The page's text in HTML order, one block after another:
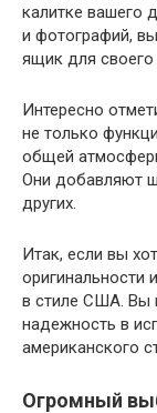
калитке вашего
и фотографий,
ящик для
Интересно
не только
общей
Они добавляют
других.
Итак, если вы
оригинальности
в стиле США. Вы
надежность в
американского
Огромный